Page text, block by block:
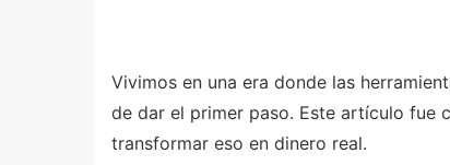
Vivimos en una era donde las
de dar el primer paso. Este artículo fue
transformar eso en dinero real.